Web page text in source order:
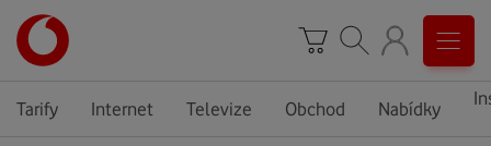
Tarify Internet Televize Obchod Nabídky